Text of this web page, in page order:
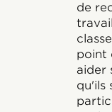
de
point
aider
qu'ils